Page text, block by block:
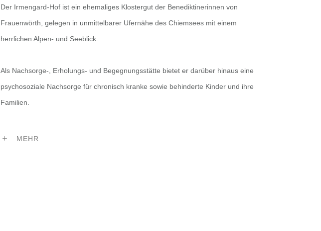
Der Irmengard-Hof ist ein ehemaliges Klostergut der Benediktinerinnen von
Frauenwörth, gelegen in unmittelbarer Ufernähe des Chiemsees mit einem
herrlichen Alpen- und Seeblick.
Als Nachsorge-, Erholungs- und Begegnungsstätte bietet er darüber hinaus eine
psychosoziale Nachsorge für chronisch kranke sowie behinderte Kinder und ihre
Familien.
MEHR